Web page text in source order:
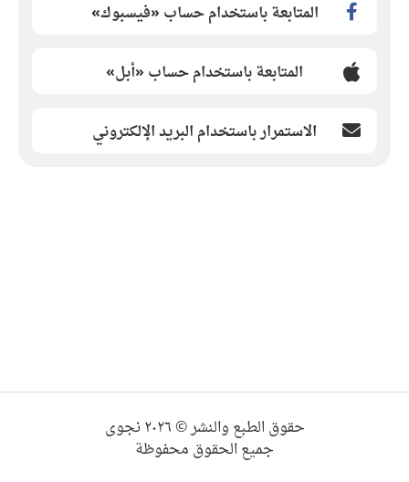
المتابعة باستخدام حساب «فيسبوك»
المتابعة باستخدام حساب «أبل»
الاستمرار باستخدام البريد الإلكتروني
حقوق الطبع والنشر © ٢٠٢٦ نجوى
جميع الحقوق محفوظة